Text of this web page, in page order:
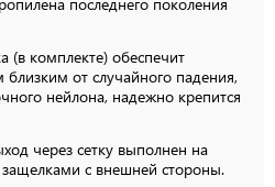
(в комплекте) обеспечит
от случайного падения,
нейлона, надежно крепится
через сетку выполнен на
с внешней стороны.